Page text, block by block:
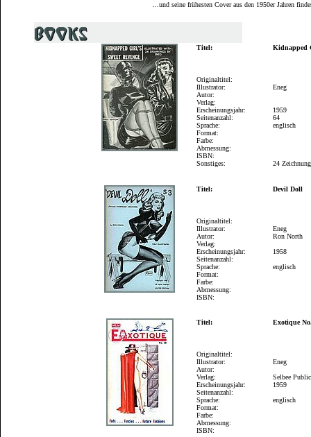
...und seine frühesten Cover aus den 1950er Jahren
Titel: Kidnapped
Originaltitel:
Illustrator:
Autor:
Verlag:
Erscheinungsjahr:
Seitenanzahl:
Sprache:
Format:
Farbe:
Abmessung:
ISBN:
Sonstiges:
Eneg
1959
64
englisch
24
Titel: Devil Doll
Originaltitel:
Illustrator:
Autor:
Verlag:
Erscheinungsjahr:
Seitenanzahl:
Sprache:
Format:
Farbe:
Abmessung:
ISBN:
Eneg
Ron North
1958
englisch
Titel: Exotique
Originaltitel:
Illustrator:
Autor:
Verlag:
Erscheinungsjahr:
Seitenanzahl:
Sprache:
Format:
Farbe:
Abmessung:
ISBN:
Eneg
Selbee
1959
englisch